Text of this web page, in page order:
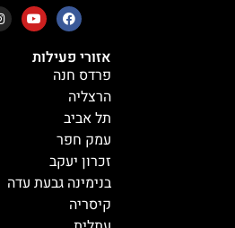
אזורי פעילות
פרדס חנה
הרצליה
תל אביב
עמק חפר
זכרון יעקב
בנימינה גבעת עדה
קיסריה